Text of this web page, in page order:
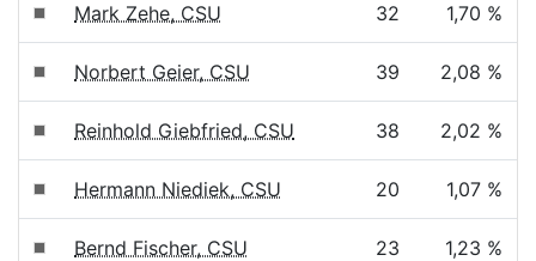
Mark Zehe, CSU 32 1,70 %
Norbert Geier, CSU 39 2,08 %
Reinhold Giebfried, CSU 38 2,02 %
Hermann Niediek, CSU 20 1,07 %
Bernd Fischer, CSU 23 1,23 %